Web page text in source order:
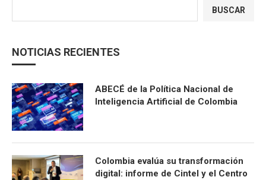
BUSCAR
NOTICIAS RECIENTES
ABECÉ de la Política Nacional de
Inteligencia Artificial de Colombia
Colombia evalúa su transformación
digital: informe de Cintel y el Centro